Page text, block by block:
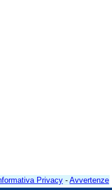
Privacy - Avvertenze